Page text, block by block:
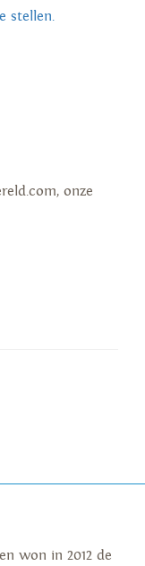
stellen.
onze
won in 2012 de